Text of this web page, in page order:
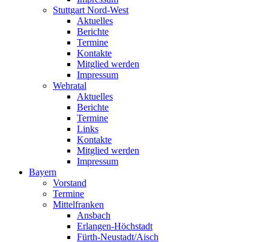
Stuttgart Nord-West
Aktuelles
Berichte
Termine
Kontakte
Mitglied werden
Impressum
Wehratal
Aktuelles
Berichte
Termine
Links
Kontakte
Mitglied werden
Impressum
Bayern
Vorstand
Termine
Mittelfranken
Ansbach
Erlangen-Höchstadt
Fürth-Neustadt/Aisch